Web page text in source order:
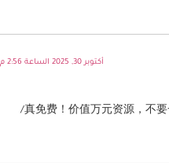
أكتوبر 30, 2025 الساعة 2:56 م
真免费！价值万元资源，不